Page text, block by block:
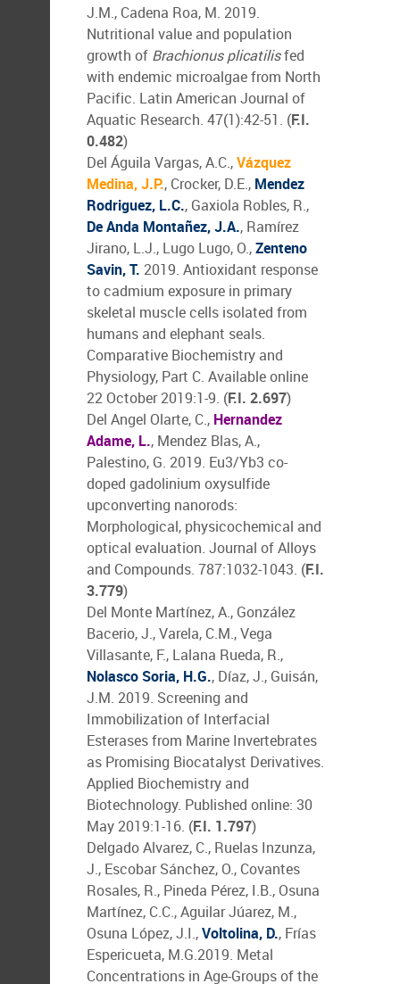
J.M., Cadena Roa, M. 2019.
Nutritional value and population
growth of Brachionus plicatilisfed
with endemic microalgae from North
Pacific. Latin American Journal of
Aquatic Research. 47(1):42-51. (F.I.
0.482)
Del Águila Vargas, A.C.,Vázquez
Medina, J.P., Crocker, D.E., Mendez
Rodriguez, L.C., Gaxiola Robles, R.,
De Anda Montañez, J.A., Ramírez
Jirano, L.J., Lugo Lugo, O.,Zenteno
Savin, T. 2019. Antioxidant response
to cadmium exposure in primary
skeletal muscle cells isolated from
humans and elephant seals.
Comparative Biochemistry and
Physiology, Part C. Available online
22 October 2019:1-9. (F.I. 2.697)
Del Angel Olarte, C., Hernandez
Adame, L., Mendez Blas, A.,
Palestino, G. 2019. Eu3/Yb3 co-
doped gadolinium oxysulfide
upconverting nanorods:
Morphological, physicochemical and
optical evaluation. Journal of Alloys
and Compounds. 787:1032-1043. (F.I.
3.779)
Del Monte Martínez, A., González
Bacerio, J., Varela, C.M., Vega
Villasante, F., Lalana Rueda, R.,
Nolasco Soria, H.G., Díaz, J., Guisán,
J.M. 2019. Screening and
Immobilization of Interfacial
Esterases from Marine Invertebrates
as Promising Biocatalyst Derivatives.
Applied Biochemistry and
Biotechnology. Published online: 30
May 2019:1-16. (F.I. 1.797)
Delgado Alvarez, C., Ruelas Inzunza,
J., Escobar Sánchez, O., Covantes
Rosales, R., Pineda Pérez, I.B., Osuna
Martínez, C.C., Aguilar Júarez, M.,
Osuna López, J.I.,Voltolina, D., Frías
Espericueta, M.G.2019. Metal
Concentrations in Age-Groups of the